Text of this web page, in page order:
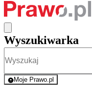
Wyszukiwarka
Moje Prawo.pl
- rejestracja i